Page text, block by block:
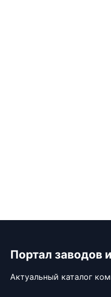
Портал заводов
Актуальный каталог